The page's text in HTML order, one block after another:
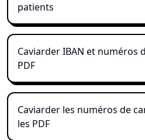
patients
Caviarder IBAN et numéros
PDF
Caviarder les numéros de
les PDF